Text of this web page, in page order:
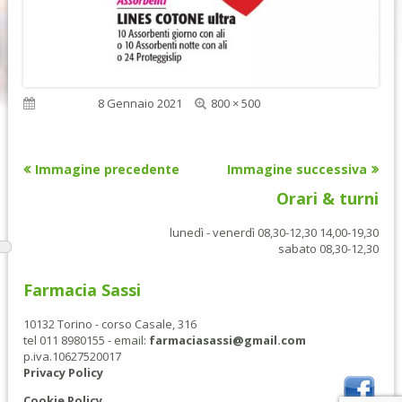
Pubblicato8 Gennaio 2021
Dimensione
800 × 500
Immagine precedente Immagine successiva
Orari & turni
lunedì - venerdì 08,30-12,30 14,00-19,30
sabato 08,30-12,30
Farmacia Sassi
10132 Torino - corso Casale, 316
tel 011 8980155 - email: farmaciasassi@gmail.com
p.iva.10627520017
Privacy Policy